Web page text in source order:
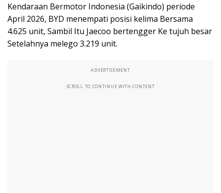
Kendaraan Bermotor Indonesia (Gaikindo) periode
April 2026, BYD menempati posisi kelima Bersama
4.625 unit, Sambil Itu Jaecoo bertengger Ke tujuh besar
Setelahnya melego 3.219 unit.
ADVERTISEMENT
SCROLL TO CONTINUE WITH CONTENT